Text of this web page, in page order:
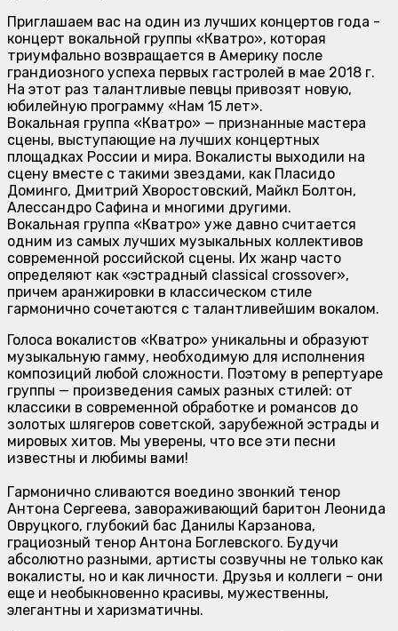
Приглашаем вас на один из лучших концертов года -
концерт вокальной группы «Кватро», которая
триумфально возвращается в Америку после
грандиозного успеха первых гастролей в мае 2018 г.
На этот раз талантливые певцы привозят новую,
юбилейную программу «Нам 15 лет».
Вокальная группа «Кватро» — признанные мастера
сцены, выступающие на лучших концертных
площадках России и мира. Вокалисты выходили на
сцену вместе с такими звездами, как Пласидо
Доминго, Дмитрий Хворостовский, Майкл Болтон,
Алессандро Сафина и многими другими.
Вокальная группа «Кватро» уже давно считается
одним из самых лучших музыкальных коллективов
современной российской сцены. Их жанр часто
определяют как «эстрадный classical crossover»,
причем аранжировки в классическом стиле
гармонично сочетаются с талантливейшим вокалом.
Голоса вокалистов «Кватро» уникальны и образуют
музыкальную гамму, необходимую для исполнения
композиций любой сложности. Поэтому в репертуаре
группы — произведения самых разных стилей: от
классики в современной обработке и романсов до
золотых шлягеров советской, зарубежной эстрады и
мировых хитов. Мы уверены, что все эти песни
известны и любимы вами!
Гармонично сливаются воедино звонкий тенор
Антона Сергеева, завораживающий баритон Леонида
Овруцкого, глубокий бас Данилы Карзанова,
грациозный тенор Антона Боглевского. Будучи
абсолютно разными, артисты созвучны не только как
вокалисты, но и как личности. Друзья и коллеги – они
еще и необыкновенно красивы, мужественны,
элегантны и харизматичны.